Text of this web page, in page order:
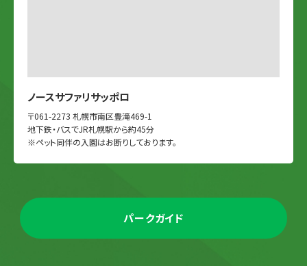
ノースサファリサッポロ
〒061-2273 札幌市南区豊滝469-1
地下鉄・バスでJR札幌駅から約45分
※ペット同伴の入園はお断りしております。
パークガイド